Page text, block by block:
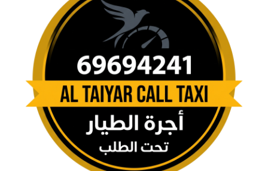
وتحدّها مناطق مثل الرميثية، مشرف، …إقرأ المزيد
سيارات الأجرة في محافظة حولي
Taxi in Bayan,Taxi in Hawally,Taxi in Jabriya,
Taxi in Mubarak Al-Abdullah,Taxi in Rumaithiya
Taxi in Salam
Taxi In Salmiya ,Taxi in Salwa ,Taxi
in shaab
Taxi in Shuhada Taxi in Zahra